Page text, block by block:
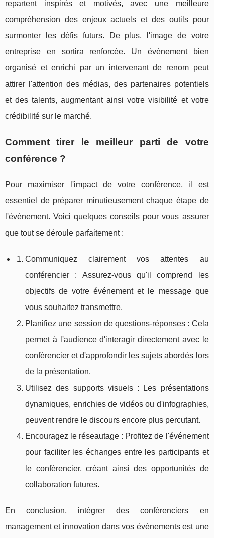
repartent inspirés et motivés, avec une meilleure
compréhension des enjeux actuels et des outils pour
surmonter les défis futurs. De plus, l'image de votre
entreprise en sortira renforcée. Un événement bien
organisé et enrichi par un intervenant de renom peut
attirer l'attention des médias, des partenaires potentiels
et des talents, augmentant ainsi votre visibilité et votre
crédibilité sur le marché.
Comment tirer le meilleur parti de votre
conférence ?
Pour maximiser l'impact de votre conférence, il est
essentiel de préparer minutieusement chaque étape de
l'événement. Voici quelques conseils pour vous assurer
que tout se déroule parfaitement :
Communiquez clairement vos attentes au
conférencier : Assurez-vous qu'il comprend les
objectifs de votre événement et le message que
vous souhaitez transmettre.
Planifiez une session de questions-réponses : Cela
permet à l'audience d'interagir directement avec le
conférencier et d'approfondir les sujets abordés lors
de la présentation.
Utilisez des supports visuels : Les présentations
dynamiques, enrichies de vidéos ou d'infographies,
peuvent rendre le discours encore plus percutant.
Encouragez le réseautage : Profitez de l'événement
pour faciliter les échanges entre les participants et
le conférencier, créant ainsi des opportunités de
collaboration futures.
En conclusion, intégrer des conférenciers en
management et innovation dans vos événements est une